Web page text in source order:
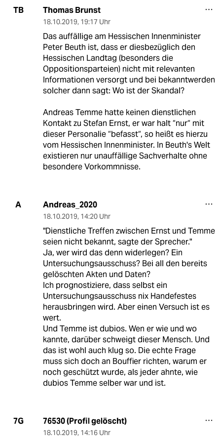
TB Thomas Brunst
18.10.2019, 19:17 Uhr
Das auffällige am Hessischen Innenminister
Peter Beuth ist, dass er diesbezüglich den
Hessischen Landtag (besonders die
Oppositionsparteien) nicht mit relevanten
Informationen versorgt und bei bekanntwerden
solcher dann sagt: Wo ist der Skandal?
Andreas Temme hatte keinen dienstlichen
Kontakt zu Stefan Ernst, er war halt “nur“ mit
dieser Personalie “befasst“, so heißt es hierzu
vom Hessischen Innenminister. In Beuth's Welt
existieren nur unauffällige Sachverhalte ohne
besondere Vorkommnisse.
A Andreas_2020
18.10.2019, 14:20 Uhr
"Dienstliche Treffen zwischen Ernst und Temme
seien nicht bekannt, sagte der Sprecher."
Ja, wer wird das denn widerlegen? Ein
Untersuchungsausschuss? Bei all den bereits
gelöschten Akten und Daten?
Ich prognostiziere, dass selbst ein
Untersuchungsausschuss nix Handefestes
herausbringen wird. Aber einen Versuch ist es
wert.
Und Temme ist dubios. Wen er wie und wo
kannte, darüber schweigt dieser Mensch. Und
das ist wohl auch klug so. Die echte Frage
muss sich doch an Bouffier richten, warum er
noch geschützt wurde, als jeder ahnte, wie
dubios Temme selber war und ist.
7G 76530 (Profil gelöscht)
18.10.2019, 14:16 Uhr